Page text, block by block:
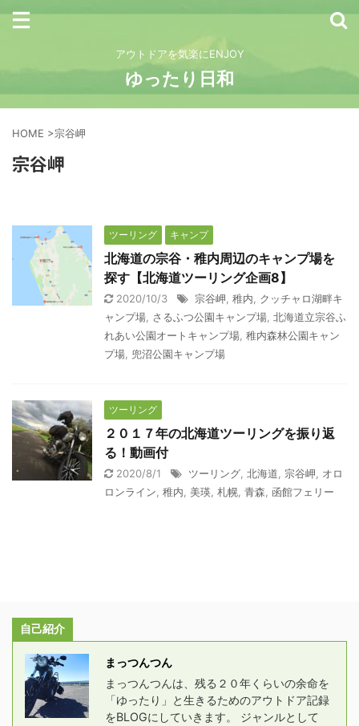
アウトドアを気楽にENJOY
ゆったり日和
HOME >宗谷岬
宗谷岬
ツーリング キャンプ
北海道の宗谷・稚内周辺のキャンプ場を
探す【北海道ツーリング企画8】
2020/10/3 宗谷岬 稚内
クッチャロ湖畔キ
ャンプ場 さるふつ公園キャンプ場 北海道立宗谷ふ
れあい公園オートキャンプ場 稚内森林公園キャン
プ場 兜沼公園キャンプ場
ツーリング
２０１７年の北海道ツーリングを振り返
る！動画付
2020/8/1 ツーリング 北海道 宗谷岬
オロ
ロンライン 稚内 美瑛 札幌 青森 函館フェリー
自己紹介
まっつんつん
まっつんつんは、残る２０年くらいの余命を
「ゆったり」と生きるためのアウトドア記録
をBLOGにしていきます。 ジャンルとして